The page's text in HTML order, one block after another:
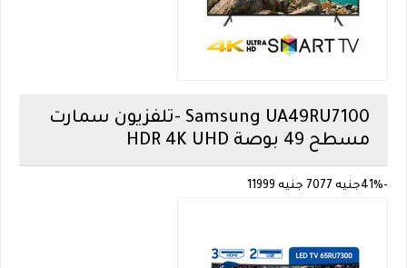
Samsung UA49RU7100 -تلفزيون سمارت
مسطح 49 بوصة HDR 4K UHD
-41% جنيه 7077 جنيه 11999